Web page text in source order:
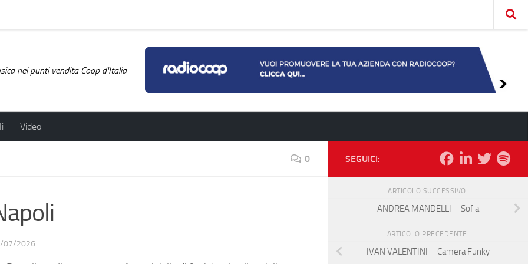
nei punti vendita Coop d'Italia
Video
0
07/2026
SEGUICI:
ARTICOLO SUCCESSIVO
ANDREA MANDELLI – Sofia
ARTICOLO PRECEDENTE
IVAN VALENTINI – Camera Funky